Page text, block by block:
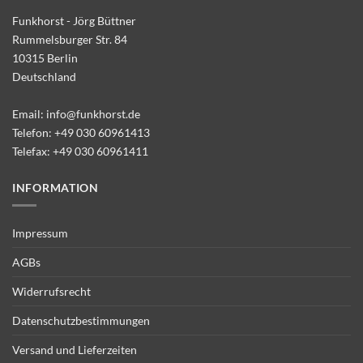
Funkhorst - Jörg Büttner
Rummelsburger Str. 84
10315 Berlin
Deutschland
Email: info@funkhorst.de
Telefon: +49 030 60961413
Telefax: +49 030 60961411
INFORMATION
Impressum
AGBs
Widerrufsrecht
Datenschutzbestimmungen
Versand und Lieferzeiten